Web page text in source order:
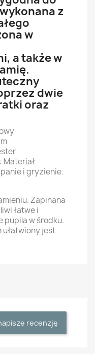
z
w
a także w
dwie
oraz
Materiał
i gryzienie.
Zapinana
łatwe i
pupila w środku.
ułatwiony jest
recenzję